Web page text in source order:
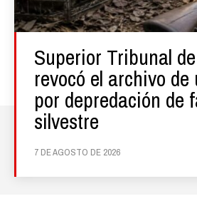
Superior Tribunal
revocó el archivo
por depredación de
silvestre
7 DE AGOSTO DE 2026